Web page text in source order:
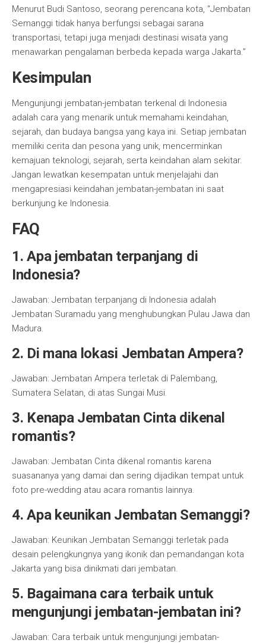
Menurut Budi Santoso, seorang perencana kota, “Jembatan
Semanggi tidak hanya berfungsi sebagai sarana
transportasi, tetapi juga menjadi destinasi wisata yang
menawarkan pengalaman berbeda kepada warga Jakarta.”
Kesimpulan
Mengunjungi jembatan-jembatan terkenal di Indonesia
adalah cara yang menarik untuk memahami keindahan,
sejarah, dan budaya bangsa yang kaya ini. Setiap jembatan
memiliki cerita dan pesona yang unik, mencerminkan
kemajuan teknologi, sejarah, serta keindahan alam sekitar.
Jangan lewatkan kesempatan untuk menjelajahi dan
mengapresiasi keindahan jembatan-jembatan ini saat
berkunjung ke Indonesia.
FAQ
1. Apa jembatan terpanjang di
Indonesia?
Jawaban: Jembatan terpanjang di Indonesia adalah
Jembatan Suramadu yang menghubungkan Pulau Jawa dan
Madura.
2. Di mana lokasi Jembatan Ampera?
Jawaban: Jembatan Ampera terletak di Palembang,
Sumatera Selatan, di atas Sungai Musi.
3. Kenapa Jembatan Cinta dikenal
romantis?
Jawaban: Jembatan Cinta dikenal romantis karena
suasananya yang damai dan sering dijadikan tempat untuk
foto pre-wedding atau acara romantis lainnya.
4. Apa keunikan Jembatan Semanggi?
Jawaban: Keunikan Jembatan Semanggi terletak pada
desain pelengkungnya yang ikonik dan pemandangan kota
Jakarta yang bisa dinikmati dari jembatan.
5. Bagaimana cara terbaik untuk
mengunjungi jembatan-jembatan ini?
Jawaban: Cara terbaik untuk mengunjungi jembatan-